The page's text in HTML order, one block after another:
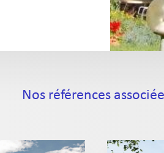
Nos références